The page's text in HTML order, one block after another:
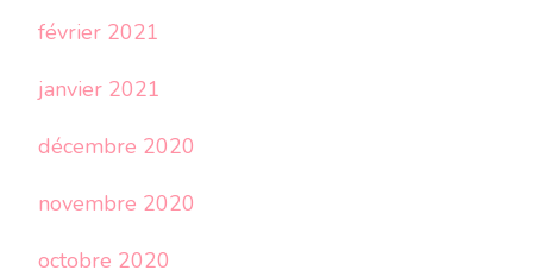
février 2021
janvier 2021
décembre 2020
novembre 2020
octobre 2020